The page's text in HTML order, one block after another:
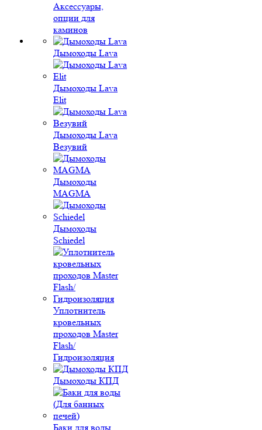
Аксессуары,
опции для
каминов
Дымоходы Lava
Дымоходы Lava
Elit
Дымоходы Lava
Везувий
Дымоходы
MAGMA
Дымоходы
Schiedel
Уплотнитель
кровельных
проходов Master
Flash/
Гидроизоляция
Дымоходы КПД
Баки для воды